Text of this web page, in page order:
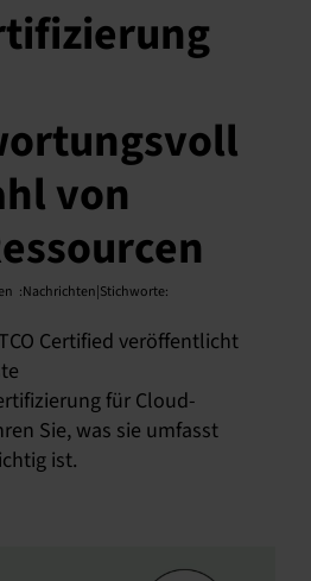
von
:Nachrichten|Stichworte:
Certified veröffentlicht
für Cloud-
Sie, was sie umfasst
ist.